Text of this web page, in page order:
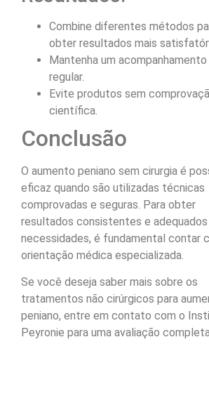
Combine diferentes métodos
obter resultados mais
Mantenha um
regular.
Evite produtos sem
científica.
Conclusão
O aumento peniano sem cirurgia é
eficaz quando são utilizadas técnicas
comprovadas e seguras. Para obter
resultados consistentes e adequados
necessidades, é fundamental contar
orientação médica especializada.
Se você deseja saber mais sobre os
tratamentos não cirúrgicos para
peniano, entre em contato com o
Peyronie para uma avaliação